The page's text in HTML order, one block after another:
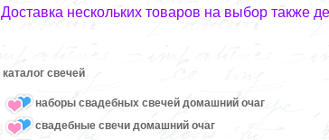
Доставка нескольких товаров на выбор также
каталог свечей
наборы свадебных свечей домашний очаг
свадебные свечи домашний очаг